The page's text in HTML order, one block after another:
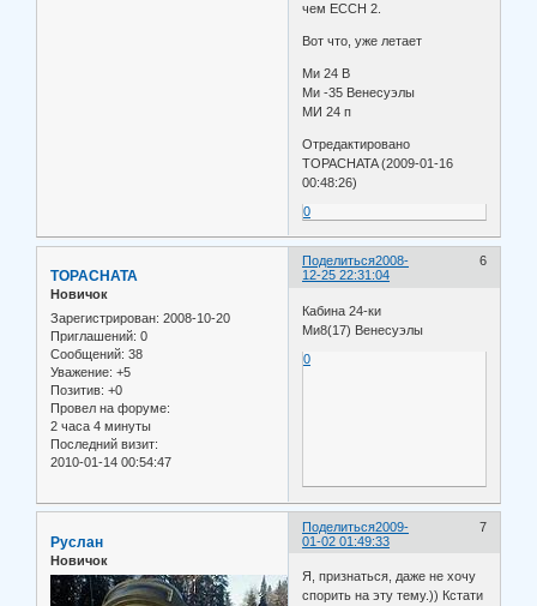
чем ЕССН 2.
Вот что, уже летает
Ми 24 В
Ми -35 Венесуэлы
МИ 24 п
Отредактировано
TOPACHATA (2009-01-16
00:48:26)
0
Поделиться 6
2008-
12-25 22:31:04
TOPACHATA
Новичок
Зарегистрирован: 2008-10-20
Приглашений: 0
Сообщений: 38
Уважение: +5
Позитив: +0
Провел на форуме:
2 часа 4 минуты
Последний визит:
2010-01-14 00:54:47
Кабина 24-ки
Ми8(17) Венесуэлы
0
Поделиться 7
2009-
01-02 01:49:33
Руслан
Новичок
Я, признаться, даже не хочу
спорить на эту тему.)) Кстати